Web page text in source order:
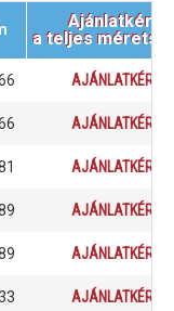
Ajánlatkérés
a teljes
AJÁNLATKÉRÉS
AJÁNLATKÉRÉS
AJÁNLATKÉRÉS
AJÁNLATKÉRÉS
AJÁNLATKÉRÉS
AJÁNLATKÉRÉS